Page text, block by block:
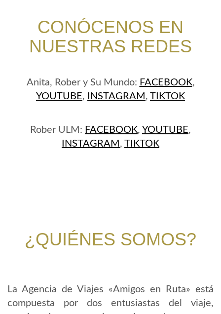
CONÓCENOS EN
NUESTRAS REDES
Anita, Rober y Su Mundo: FACEBOOK,
YOUTUBE, INSTAGRAM , TIKTOK
Rober ULM: FACEBOOK, YOUTUBE,
INSTAGRAM , TIKTOK
¿QUIÉNES SOMOS?
La Agencia de Viajes «Amigos en Ruta» está
compuesta por dos entusiastas del viaje,